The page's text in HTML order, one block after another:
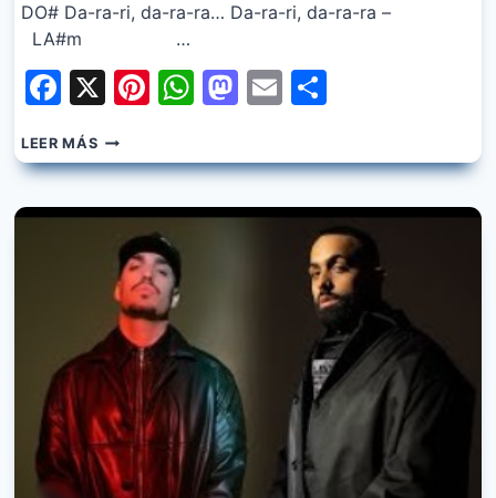
DO# Da-ra-ri, da-ra-ra… Da-ra-ri, da-ra-ra –
LA#m …
Facebook
X Pinterest
WhatsApp
Mastodon
Email
LEER MÁSAITANA,
RELS
B
MIAMOR